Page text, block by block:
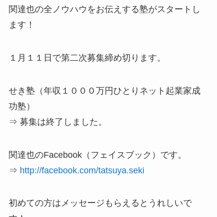
関達也の全ノウハウをお伝えする塾がスタートし
ます！
１月１１日で第二次募集締め切ります。
せき塾（年収１０００万円ひとりネット起業家成
功塾）
⇒ 募集は終了しました。
関達也のFacebook（フェイスブック）です。
⇒ http://facebook.com/tatsuya.seki
初めての方はメッセージもらえるとうれしいで